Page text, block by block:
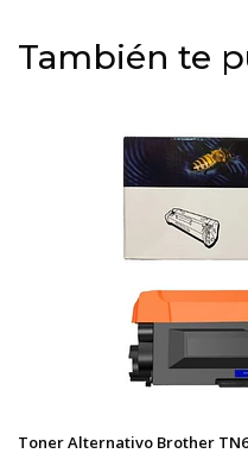
También te
Toner Alternativo Brother